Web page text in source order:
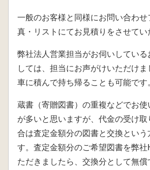
一般のお客様と同様にお問い合わせ
真・リストにてお見積りをさせてい
弊社法人営業担当がお伺いしている
しては、担当にお声がけいただけま
車に積んで持ち帰ることも可能です
蔵書（寄贈図書）の重複などでお使
が多いと思いますが、代金の受け
合は査定金額分の図書と交換という
す。査定金額分のご希望図書を弊
ただきましたら、交換分として無償